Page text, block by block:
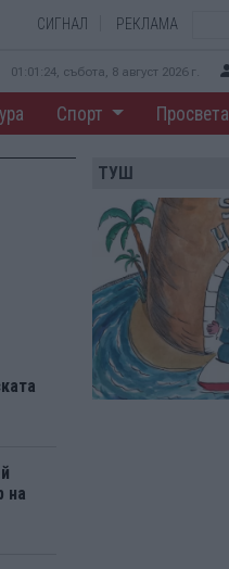
СИГНАЛ РЕКЛАМА
01:01:24, събота, 8 август 2026 г.
Спорт Просвета
на
ТУШ